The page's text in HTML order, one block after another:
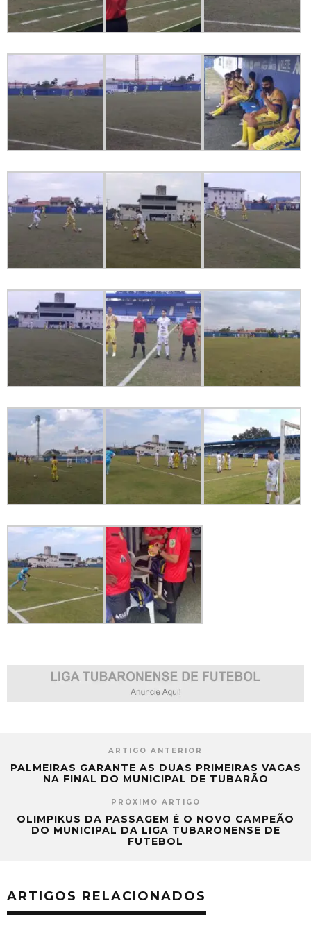
ARTIGO ANTERIOR
PALMEIRAS GARANTE AS DUAS PRIMEIRAS VAGAS
NA FINAL DO MUNICIPAL DE TUBARÃO
PRÓXIMO ARTIGO
OLIMPIKUS DA PASSAGEM É O NOVO CAMPEÃO
DO MUNICIPAL DA LIGA TUBARONENSE DE
FUTEBOL
ARTIGOS RELACIONADOS